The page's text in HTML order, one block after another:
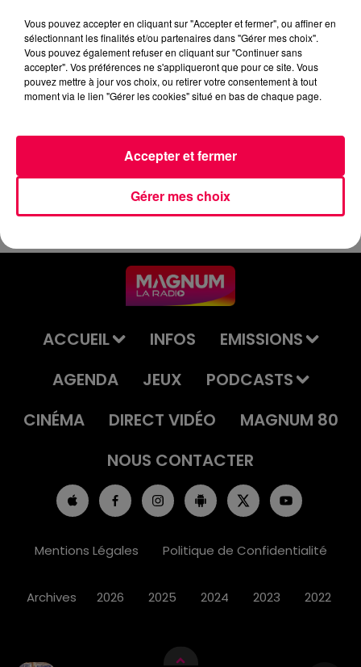
7 mai 2026 - 4 min 24 sec
JEUDI SOIR - 07 MAI
ACCUEIL INFOS
EMISSIONS
AGENDA
JEUX
PODCASTS
CINÉMA
DIRECT VIDÉO
MAGNUM 80
NOUS CONTACTER
Mentions Légales Politique de Confidentialité
Archives 2026 2025 2024 2023 2022
Vous pouvez accepter en cliquant sur "Accepter et fermer", ou affiner en
sélectionnant les finalités et/ou partenaires dans "Gérer mes choix".
Vous pouvez également refuser en cliquant sur "Continuer sans
accepter". Vos préférences ne s'appliqueront que pour ce site. Vous
pouvez mettre à jour vos choix, ou retirer votre consentement à tout
moment via le lien "Gérer les cookies" situé en bas de chaque page.
Gérer mes choix
Accepter et fermer